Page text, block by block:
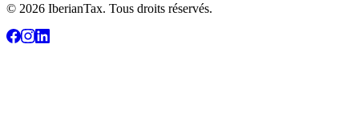
© 2026 IberianTax. Tous droits réservés.